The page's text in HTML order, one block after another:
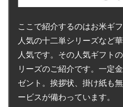
ここで紹介するのはお米ギ
人気の十二単シリーズなど
人気です。その人気ギフト
リーズのご紹介です。一定
ゼント。挨拶状、掛け紙も
ービスが備わっています。